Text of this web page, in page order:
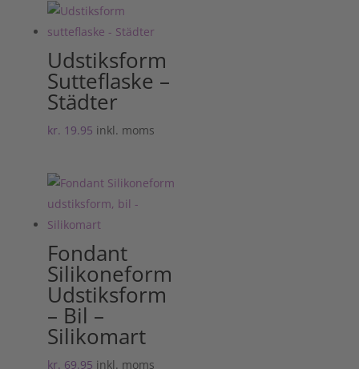
Udstiksform
Sutteflaske –
Städter
kr. 19.95 inkl. moms
Fondant
Silikoneform
Udstiksform
– Bil –
Silikomart
kr. 69.95 inkl. moms